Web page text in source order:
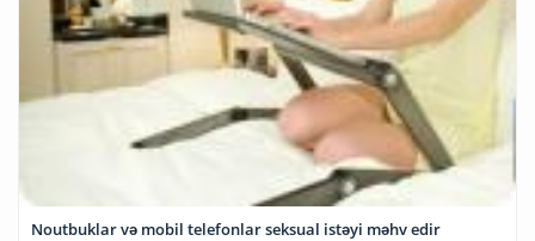
Noutbuklar və mobil telefonlar seksual istəyi məhv edir